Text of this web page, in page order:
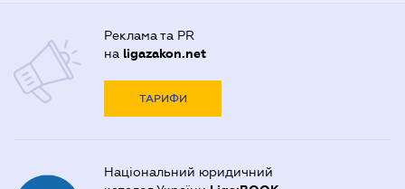
Реклама та PR
на ligazakon.net
ТАРИФИ
Національний юридичний